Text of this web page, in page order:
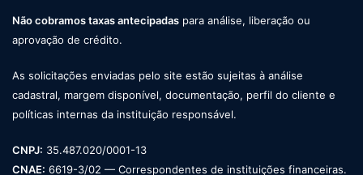
Não cobramos taxas antecipadas para análise, liberação ou
aprovação de crédito.
As solicitações enviadas pelo site estão sujeitas à análise
cadastral, margem disponível, documentação, perfil do cliente e
políticas internas da instituição responsável.
CNPJ: 35.487.020/0001-13
CNAE: 6619-3/02 — Correspondentes de instituições financeiras.